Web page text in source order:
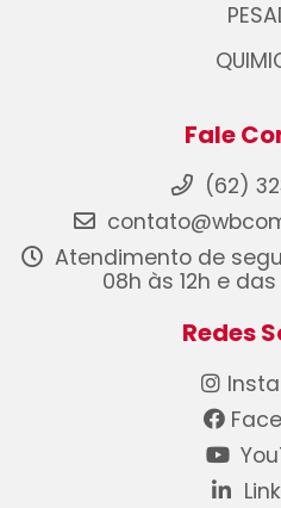
Fale
(62)
Atendimento de
08h às 12h e das
Redes